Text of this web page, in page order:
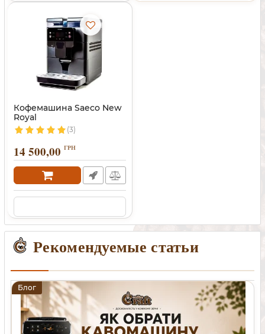
Кофемашина Saeco New
Royal
(3)
14 500,00 ГРН
Рекомендуемые статьи
Блог